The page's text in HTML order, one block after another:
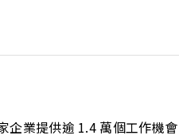
企業提供逾 1.4 萬個工作機